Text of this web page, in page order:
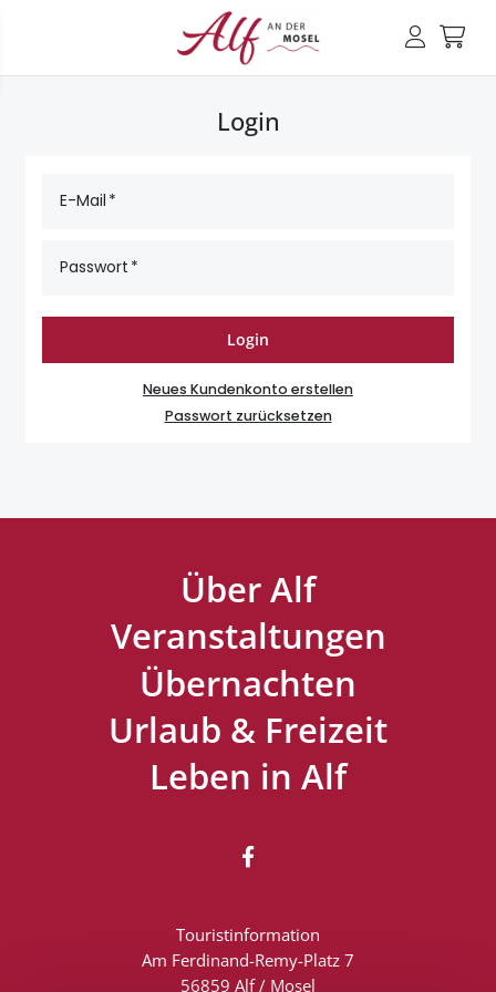
Login
E-Mail
Passwort
Login
Neues Kundenkonto erstellen
Passwort zurücksetzen
Über Alf
Veranstaltungen
Übernachten
Urlaub & Freizeit
Leben in Alf

Touristinformation
Am Ferdinand-Remy-Platz 7
56859 Alf / Mosel